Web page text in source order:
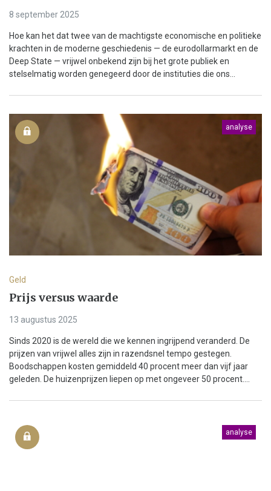
8 september 2025
Hoe kan het dat twee van de machtigste economische en politieke
krachten in de moderne geschiedenis — de eurodollarmarkt en de
Deep State — vrijwel onbekend zijn bij het grote publiek en
stelselmatig worden genegeerd door de instituties die ons...
analyse
Geld
Prijs versus waarde
13 augustus 2025
Sinds 2020 is de wereld die we kennen ingrijpend veranderd. De
prijzen van vrijwel alles zijn in razendsnel tempo gestegen.
Boodschappen kosten gemiddeld 40 procent meer dan vijf jaar
geleden. De huizenprijzen liepen op met ongeveer 50 procent....
analyse